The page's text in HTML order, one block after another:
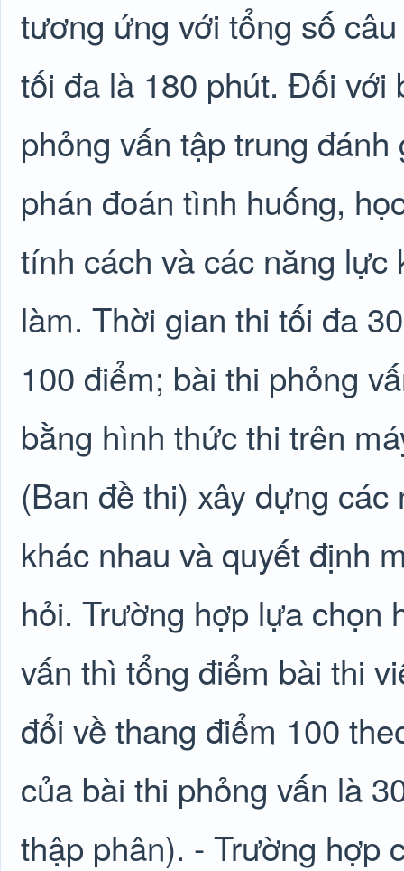
tương ứng với tổng số
tối đa là 180 phút. Đối với
phỏng vấn tập trung
phán đoán tình huống,
tính cách và các năng
làm. Thời gian thi tối đa
100 điểm; bài thi phỏng
bằng hình thức thi trên
(Ban đề thi) xây dựng
khác nhau và quyết định
hỏi. Trường hợp lựa chọn
vấn thì tổng điểm bài thi
đổi về thang điểm 100
của bài thi phỏng vấn là
thập phân). - Trường hợp